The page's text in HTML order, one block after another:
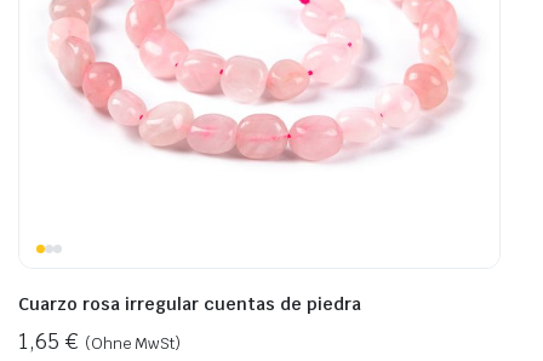
Cuarzo rosa irregular cuentas de piedra
1,65 € (Ohne MwSt)